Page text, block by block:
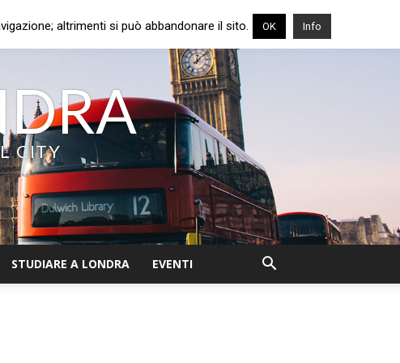
CITY
STUDIARE A LONDRA EVENTI
altrimenti si può abbandonare il sito. OK Info